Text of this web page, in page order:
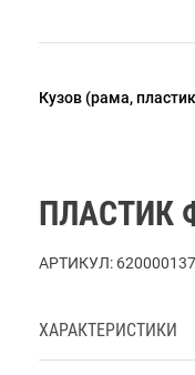
Кузов (рама,
ПЛАСТИК
АРТИКУЛ: 620000137
ХАРАКТЕРИСТИКИ